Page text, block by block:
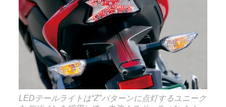
LEDテールライトは“Z”パターンに点灯するユニーク